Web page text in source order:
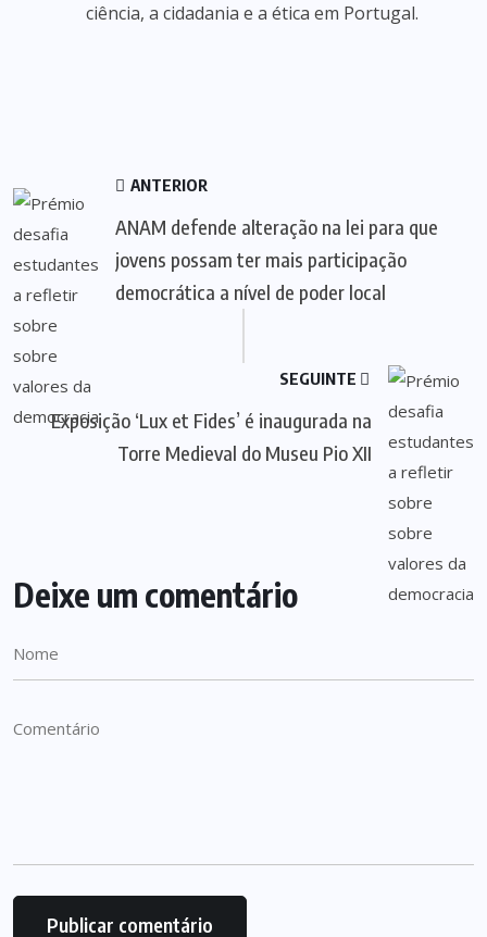
ciência, a cidadania e a ética em Portugal.
ANTERIOR
ANAM defende alteração na lei para que
jovens possam ter mais participação
democrática a nível de poder local
SEGUINTE
Exposição ‘Lux et Fides’ é inaugurada na
Torre Medieval do Museu Pio XII
Deixe um comentário